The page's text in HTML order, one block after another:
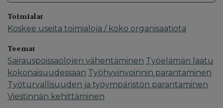
Toimialat
Koskee useita toimialoja / koko organisaatiota
Teemat
Sairauspoissaolojen vähentäminen Työelämän laatu
kokonaisuudessaan Työhyvinvoinnin parantaminen
Työturvallisuuden ja työympäristön parantaminen
Viestinnän kehittäminen